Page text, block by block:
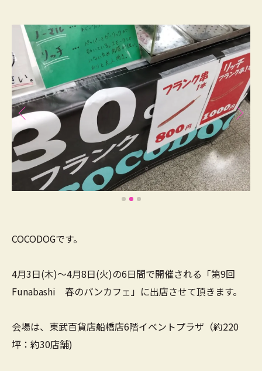
COCODOGです。
4月3日(木)～4月8日(火)の6日間で開催される「第9回
Funabashi 春のパンカフェ」に出店させて頂きます。
会場は、東武百貨店船橋店6階イベントプラザ（約220
坪：約30店舗)